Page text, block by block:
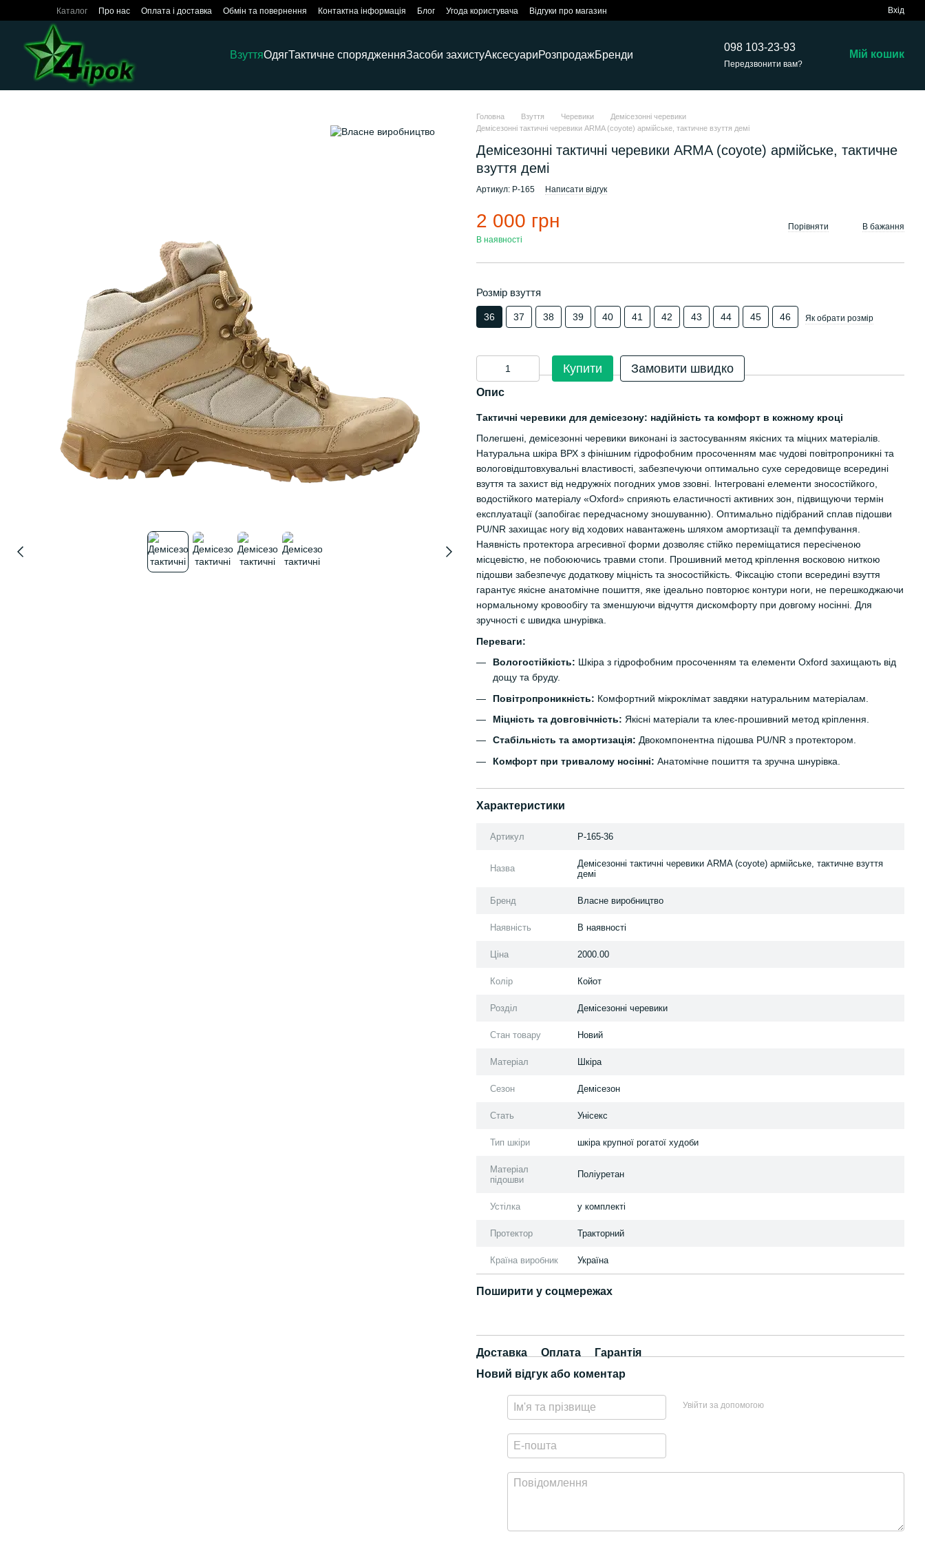
Перейти до основного контенту
Каталог Про нас Оплата і доставка Обмін та повернення Контактна інформація Блог Угода користувача Відгуки про магазин Вхід
ВзуттяОдягТактичне спорядженняЗасоби захистуАксесуариРозпродажБренди
098 103-23-93
Передзвонити вам?
Мій кошик
Головна Взуття Черевики
Демісезонні черевики
Демісезонні тактичні черевики ARMA (coyote) армійське, тактичне взуття демі
Демісезонні тактичні черевики ARMA (coyote) армійське, тактичне
взуття демі
Артикул: P-165 Написати відгук
2 000 грн
В наявності
Порівняти В бажання
Розмір взуття
36 37 38 39 40 41 42 43 44 45 46 Як обрати розмір
Купити Замовити швидко
Опис
Тактичні черевики для демісезону: надійність та комфорт в кожному кроці
Полегшені, демісезонні черевики виконані із застосуванням якісних та міцних матеріалів.
Натуральна шкіра ВРХ з фінішним гідрофобним просоченням має чудові повітропроникні та
вологовідштовхувальні властивості, забезпечуючи оптимально сухе середовище всередині
взуття та захист від недружніх погодних умов ззовні. Інтегровані елементи зносостійкого,
водостійкого матеріалу «Oxford» сприяють еластичності активних зон, підвищуючи термін
експлуатації (запобігає передчасному зношуванню). Оптимально підібраний сплав підошви
PU/NR захищає ногу від ходових навантажень шляхом амортизації та демпфування.
Наявність протектора агресивної форми дозволяє стійко переміщатися пересіченою
місцевістю, не побоюючись травми стопи. Прошивний метод кріплення восковою ниткою
підошви забезпечує додаткову міцність та зносостійкість. Фіксацію стопи всередині взуття
гарантує якісне анатомічне пошиття, яке ідеально повторює контури ноги, не перешкоджаючи
нормальному кровообігу та зменшуючи відчуття дискомфорту при довгому носінні. Для
зручності є швидка шнурівка.
Переваги:
Вологостійкість: Шкіра з гідрофобним просоченням та елементи Oxford захищають від
дощу та бруду.
Повітропроникність: Комфортний мікроклімат завдяки натуральним матеріалам.
Міцність та довговічність: Якісні матеріали та клеє-прошивний метод кріплення.
Стабільність та амортизація: Двокомпонентна підошва PU/NR з протектором.
Комфорт при тривалому носінні: Анатомічне пошиття та зручна шнурівка.
Характеристики
Артикул P-165-36
Назва
Демісезонні тактичні черевики ARMA (coyote) армійське, тактичне взуття
демі
Бренд Власне виробництво
Наявність В наявності
Ціна 2000.00
Колір Койот
Розділ Демісезонні черевики
Стан товару Новий
Матеріал Шкіра
Сезон Демісезон
Стать Унісекс
Тип шкіри шкіра крупної рогатої худоби
Матеріал
підошви
Поліуретан
Устілка у комплекті
Протектор Тракторний
Країна виробник Україна
Поширити у соцмережах
Доставка Оплата
Гарантія
Новий відгук або коментар
Увійти за допомогою